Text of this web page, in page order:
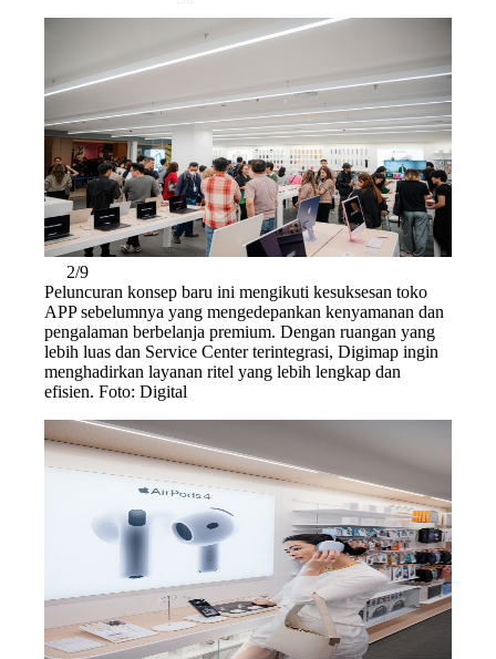
2/9
Peluncuran konsep baru ini mengikuti kesuksesan toko
APP sebelumnya yang mengedepankan kenyamanan dan
pengalaman berbelanja premium. Dengan ruangan yang
lebih luas dan Service Center terintegrasi, Digimap ingin
menghadirkan layanan ritel yang lebih lengkap dan
efisien. Foto: Digital